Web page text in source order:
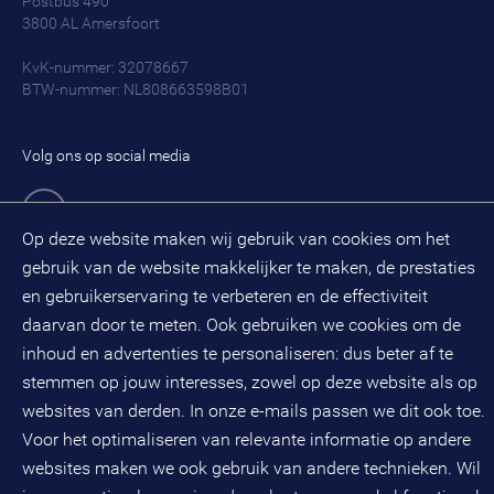
Op deze website maken wij gebruik van cookies om het
gebruik van de website makkelijker te maken, de prestaties
en gebruikerservaring te verbeteren en de effectiviteit
daarvan door te meten. Ook gebruiken we cookies om de
inhoud en advertenties te personaliseren: dus beter af te
stemmen op jouw interesses, zowel op deze website als op
websites van derden. In onze e-mails passen we dit ook toe.
Voor het optimaliseren van relevante informatie op andere
websites maken we ook gebruik van andere technieken. Wil
3800 AL Amersfoort
KvK-nummer: 32078667
BTW-nummer: NL808663598B01
Volg ons op social media
BMC is een geregistreerd handelsmerk van BMC groep B.V.
Copyright © 2026 BMC
Privacy statement
Cookies Disclaimer Sitemap